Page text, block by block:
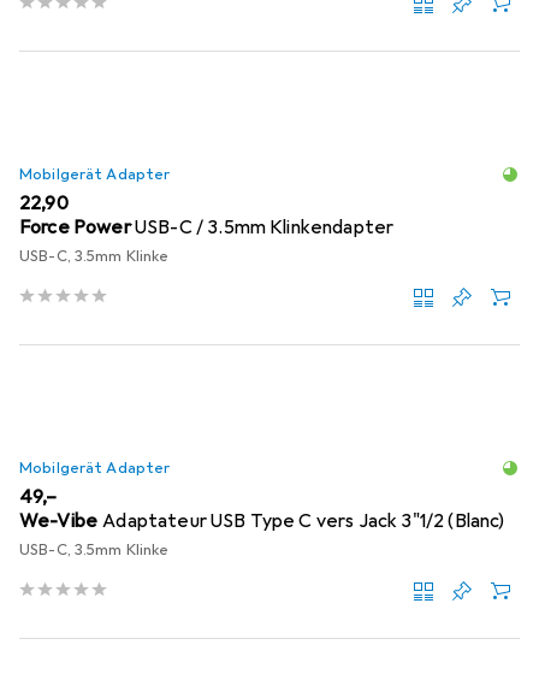
Mobilgerät Adapter
EUR
22,90
Force PowerUSB-C / 3.5mm Klinkendapter
USB-C, 3.5mm Klinke
Mobilgerät Adapter
EUR
49,–
We-Vibe Adaptateur USB Type C vers Jack 3"1/2 (Blanc)
USB-C, 3.5mm Klinke